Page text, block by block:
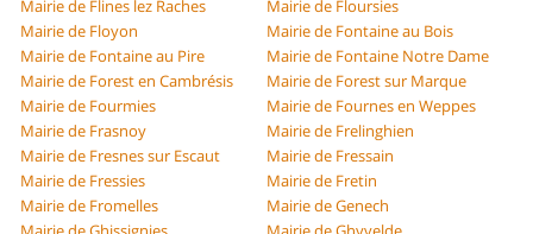
Mairie de Flines lez Raches
Mairie de Floursies
Mairie de Floyon
Mairie de Fontaine au Bois
Mairie de Fontaine au Pire
Mairie de Fontaine Notre Dame
Mairie de Forest en Cambrésis
Mairie de Forest sur Marque
Mairie de Fourmies
Mairie de Fournes en Weppes
Mairie de Frasnoy
Mairie de Frelinghien
Mairie de Fresnes sur Escaut
Mairie de Fressain
Mairie de Fressies
Mairie de Fretin
Mairie de Fromelles
Mairie de Genech